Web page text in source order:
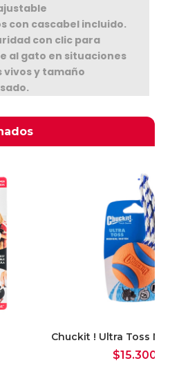
Carrito
con cascabel incluido.
con clic para
al gato en situaciones
vivos y tamaño
largo
Chuckit ! Ultra Toss
$15.300